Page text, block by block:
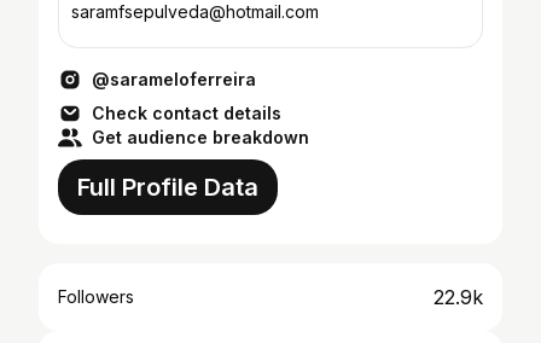
saramfsepulveda@hotmail.com
@sarameloferreira
Check contact details
Get audience breakdown
Full Profile Data
Followers 22.9k